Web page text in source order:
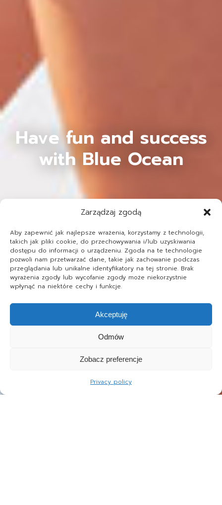
Zarządzaj zgodą
Aby zapewnić jak najlepsze wrażenia, korzystamy z technologii,
takich jak pliki cookie, do przechowywania i/lub uzyskiwania
dostępu do informacji o urządzeniu. Zgoda na te technologie
pozwoli nam przetwarzać dane, takie jak zachowanie podczas
przeglądania lub unikalne identyfikatory na tej stronie. Brak
wyrażenia zgody lub wycofanie zgody może niekorzystnie
wpłynąć na niektóre cechy i funkcje.
Akceptuję
Odmów
Zobacz preferencje
Privacy policy
Have fun and success
with Blue Ocean